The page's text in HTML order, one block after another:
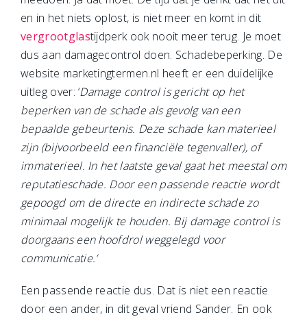
en in het niets oplost, is niet meer en komt in dit
vergrootglastijdperk ook nooit meer terug. Je moet
dus aan damagecontrol doen. Schadebeperking. De
website marketingtermen.nl heeft er een duidelijke
uitleg over: ‘Damage control is gericht op het
beperken van de schade als gevolg van een
bepaalde gebeurtenis. Deze schade kan materieel
zijn (bijvoorbeeld een financiële tegenvaller), of
immaterieel. In het laatste geval gaat het meestal om
reputatieschade. Door een passende reactie wordt
gepoogd om de directe en indirecte schade zo
minimaal mogelijk te houden. Bij damage control is
doorgaans een hoofdrol weggelegd voor
communicatie.’
Een passende reactie dus. Dat is niet een reactie
door een ander, in dit geval vriend Sander. En ook